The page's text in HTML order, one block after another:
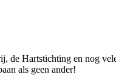
de Hartstichting en nog
als geen ander!